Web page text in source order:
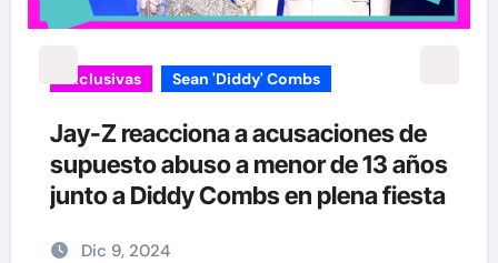
Exclusivas Sean 'Diddy' Combs
Jay-Z reacciona a acusaciones de
supuesto abuso a menor de 13 años
junto a Diddy Combs en plena fiesta
Dic 9, 2024